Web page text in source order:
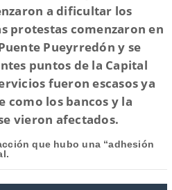
a dificultar los
protestas comenzaron en
Pueyrredón y se
puntos de la Capital
fueron escasos ya
los bancos y la
vieron afectados.
que hubo una “adhesión